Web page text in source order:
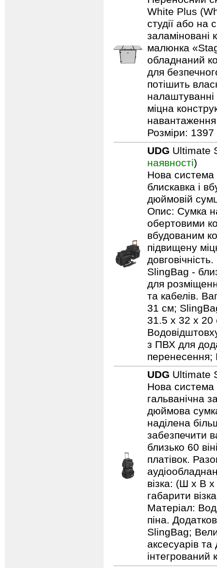
White Plus
студії або на
заламіновані
малюнка
обладнаний
для
потішить
міцна
Розміри:
UDG Ultimate
наявності)
Нова система
блискавка і
дюймовій
Опис: Сумка
обертовими
вбудованим
підвищену
SlingBag -
для
та кабелів.
31 см;
31.5 x 32 x 20
з ПВХ для
перенесення;
UDG Ultimate
Нова система
гальванічна
дюймова
наділена
забезпечити
близько 60
платівок.
візка: (Ш х В
габарити
Матеріал:
піна.
SlingBag;
аксесуарів та
інтегрований